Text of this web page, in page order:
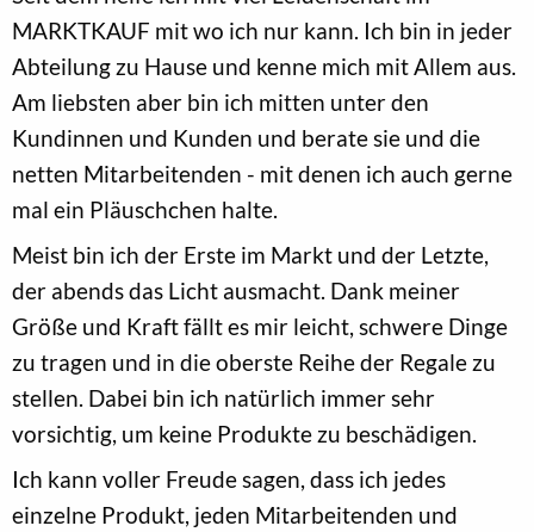
MARKTKAUF mit wo ich nur kann. Ich bin in jeder
Abteilung zu Hause und kenne mich mit Allem aus.
Am liebsten aber bin ich mitten unter den
Kundinnen und Kunden und berate sie und die
netten Mitarbeitenden - mit denen ich auch gerne
mal ein Pläuschchen halte.
Meist bin ich der Erste im Markt und der Letzte,
der abends das Licht ausmacht. Dank meiner
Größe und Kraft fällt es mir leicht, schwere Dinge
zu tragen und in die oberste Reihe der Regale zu
stellen. Dabei bin ich natürlich immer sehr
vorsichtig, um keine Produkte zu beschädigen.
Ich kann voller Freude sagen, dass ich jedes
einzelne Produkt, jeden Mitarbeitenden und